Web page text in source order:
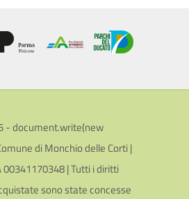
- document.write(new
di Monchio delle Corti |
00341170348 | Tutti i diritti
sono state concesse